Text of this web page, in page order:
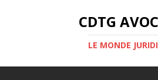
CDTG
LE MONDE